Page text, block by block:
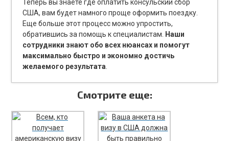
Теперь вы знаете где оплатить консульский сбор
США, вам будет намного проще оформить поездку.
Еще больше этот процесс можно упростить,
обратившись за помощь к специалистам.
Наши
сотрудники знают обо всех нюансах и помогут
максимально быстро и экономно достичь
желаемого результата
Смотрите еще: